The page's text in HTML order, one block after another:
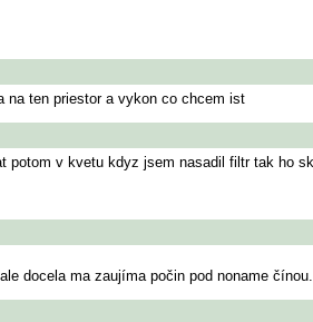
na ten priestor a vykon co chcem ist
v kvetu kdyz jsem nasadil filtr tak ho
docela ma zaujíma počin pod noname